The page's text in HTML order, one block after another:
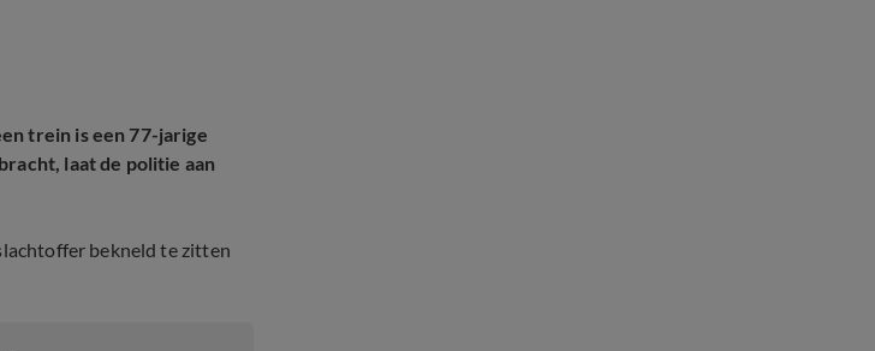
trein is een 77-jarige
laat de politie aan
bekneld te zitten